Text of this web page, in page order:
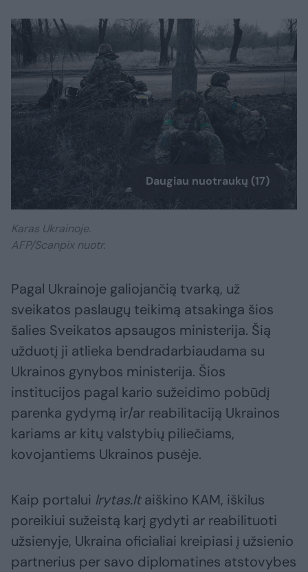
Daugiau nuotraukų (17)
Karas Ukrainoje.
AFP/Scanpix nuotr.
Pagal Ukrainoje galiojančią tvarką, už
sveikatos paslaugų teikimą atsakinga šios
šalies Sveikatos apsaugos ministerija. Šią
užduotį ji atlieka bendradarbiaudama su
Ukrainos gynybos ministerija. Šios
institucijos pagal kario sužeidimo pobūdį
parenka gydymą ir/ar reabilitaciją Ukrainos
kariams ar kitų valstybių piliečiams,
kovojantiems Ukrainos pusėje.
Kaip portalui lrytas.ltaiškino KAM, iškilus
poreikiui sužeistą karį gydyti ar reabilituoti
užsienyje, Ukraina oficialiai kreipiasi į užsienio
partnerius per savo diplomatines atstovybes